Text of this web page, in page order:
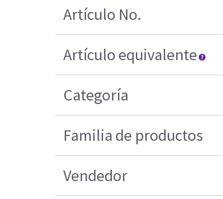
Artículo No.
Artículo equivalente
Categoría
Familia de productos
Vendedor